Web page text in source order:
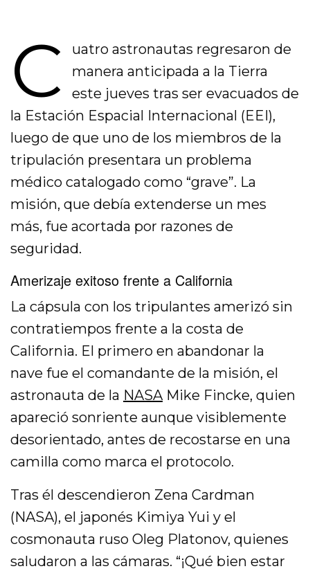
C
uatro astronautas regresaron de
manera anticipada a la Tierra
este jueves tras ser evacuados de
la Estación Espacial Internacional (EEI),
luego de que uno de los miembros de la
tripulación presentara un problema
médico catalogado como “grave”. La
misión, que debía extenderse un mes
más, fue acortada por razones de
seguridad.
Amerizaje exitoso frente a California
La cápsula con los tripulantes amerizó sin
contratiempos frente a la costa de
California. El primero en abandonar la
nave fue el comandante de la misión, el
astronauta de la NASAMike Fincke, quien
apareció sonriente aunque visiblemente
desorientado, antes de recostarse en una
camilla como marca el protocolo.
Tras él descendieron Zena Cardman
(NASA), el japonés Kimiya Yui y el
cosmonauta ruso Oleg Platonov, quienes
saludaron a las cámaras. “¡Qué bien estar